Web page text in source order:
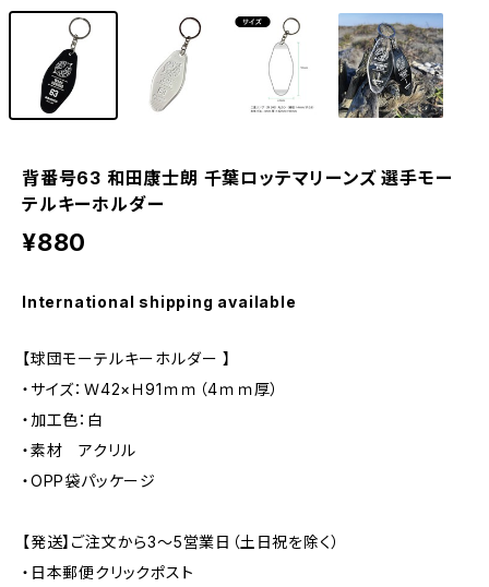
背番号63 和田康士朗 千葉ロッテマリーンズ 選手モー
テルキーホルダー
¥880
International shipping available
【球団モーテルキーホルダー 】
・サイズ：Ｗ42×Ｈ91ｍｍ（4ｍｍ厚）
・加工色：白
・素材 アクリル
・OPP袋パッケージ
【発送】ご注文から3〜5営業日（土日祝を除く）
・日本郵便クリックポスト